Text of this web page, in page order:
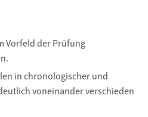
Vorfeld der Prüfung
in chronologischer und
voneinander verschieden